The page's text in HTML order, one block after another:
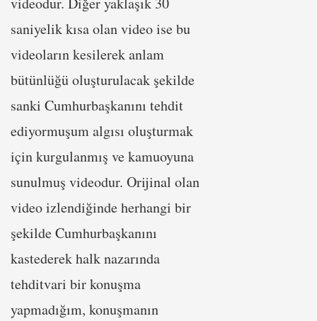
saniyelik kısa olan video ise bu
videoların kesilerek anlam
bütünlüğü oluşturulacak şekilde
sanki Cumhurbaşkanını tehdit
ediyormuşum algısı oluşturmak
için kurgulanmış ve kamuoyuna
sunulmuş videodur. Orijinal olan
video izlendiğinde herhangi bir
şekilde Cumhurbaşkanını
kastederek halk nazarında
tehditvari bir konuşma
yapmadığım, konuşmanın